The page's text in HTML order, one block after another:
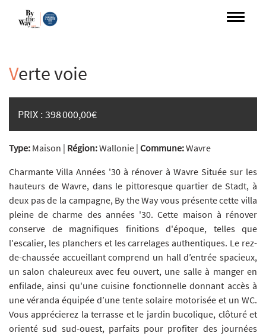
Verte voie
PRIX :398 000,00€
Type: Maison | Région:Wallonie | Commune:Wavre
Charmante Villa Années '30 à rénover à Wavre Située sur les
hauteurs de Wavre, dans le pittoresque quartier de Stadt, à
deux pas de la campagne, By the Way vous présente cette villa
pleine de charme des années '30. Cette maison à rénover
conserve de magnifiques finitions d'époque, telles que
l'escalier, les planchers et les carrelages authentiques. Le rez-
de-chaussée accueillant comprend un hall d’entrée spacieux,
un salon chaleureux avec feu ouvert, une salle à manger en
enfilade, ainsi qu'une cuisine fonctionnelle donnant accès à
une véranda équipée d’une tente solaire motorisée et un WC.
Vous apprécierez la terrasse et le jardin bucolique, clôturé et
orienté sud sud-ouest, parfaits pour profiter des journées